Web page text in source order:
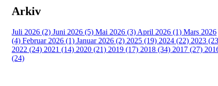
Arkiv
Juli 2026 (2) Juni 2026 (5) Mai 2026 (3) April 2026 (1) Mars 2026
(4) Februar 2026 (1) Januar 2026 (2) 2025 (19) 2024 (22) 2023
2022 (24) 2021 (14) 2020 (21) 2019 (17) 2018 (34) 2017 (27)
(24)